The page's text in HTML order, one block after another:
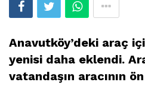
Anavutköy’deki araç
yenisi daha eklendi.
vatandaşın aracının